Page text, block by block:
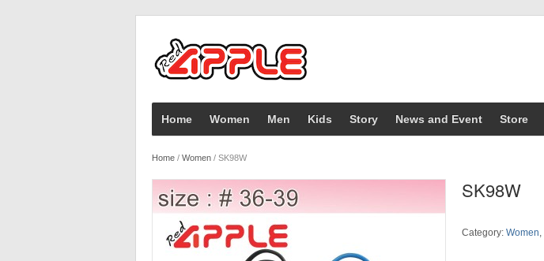
Home Women Men Kids Story News and Event Store
Home / Women / SK98W
SK98W
Category: Women,